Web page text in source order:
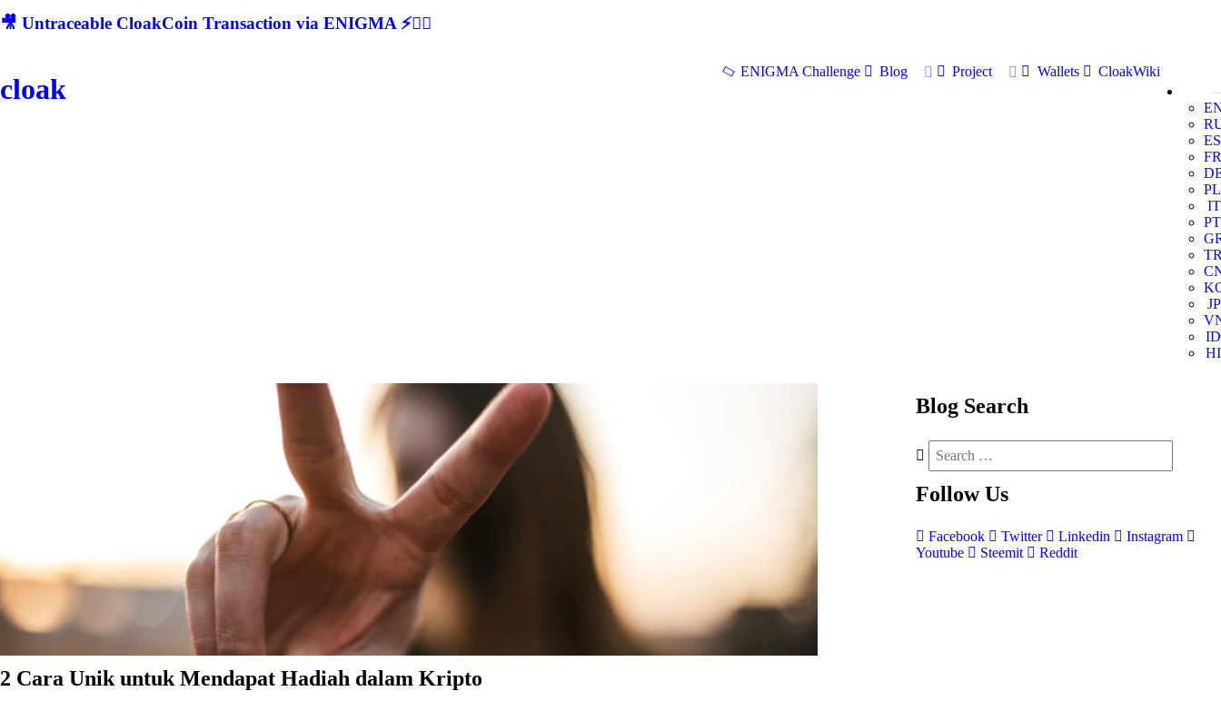
🎥 Untraceable CloakCoin Transaction via ENIGMA ⚡🕵‍♂
cloak
ENIGMA Challenge Blog Project Wallets
CloakWiki
ES
FR
PL
IT
PT
JP
ID
HI
2 Cara Unik untuk Mendapat Hadiah dalam Kripto
Blog Search
Follow Us
Facebook Twitter Linkedin
Instagram
Youtube
Steemit Reddit